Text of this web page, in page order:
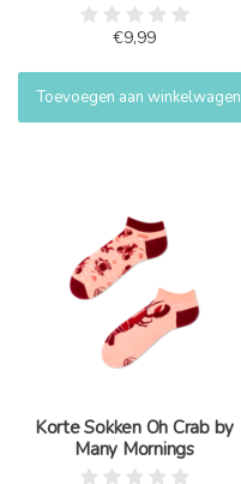
€9,99
Toevoegen aan winkelwagen
Korte Sokken Oh Crab by
Many Mornings